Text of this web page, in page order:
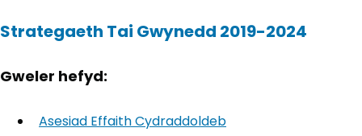
Strategaeth Tai Gwynedd 2019-2024
Gweler hefyd:
Asesiad Effaith Cydraddoldeb